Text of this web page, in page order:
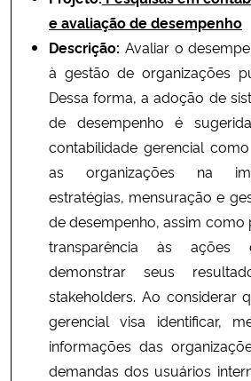
e avaliação de desempenho
Descrição: Avaliar o
à gestão de organizações
Dessa forma, a adoção de
de desempenho é
contabilidade gerencial
as organizações na
estratégias, mensuração e
de desempenho, assim
transparência às
demonstrar seus
stakeholders. Ao considerar
gerencial visa identificar,
informações das
demandas dos usuários